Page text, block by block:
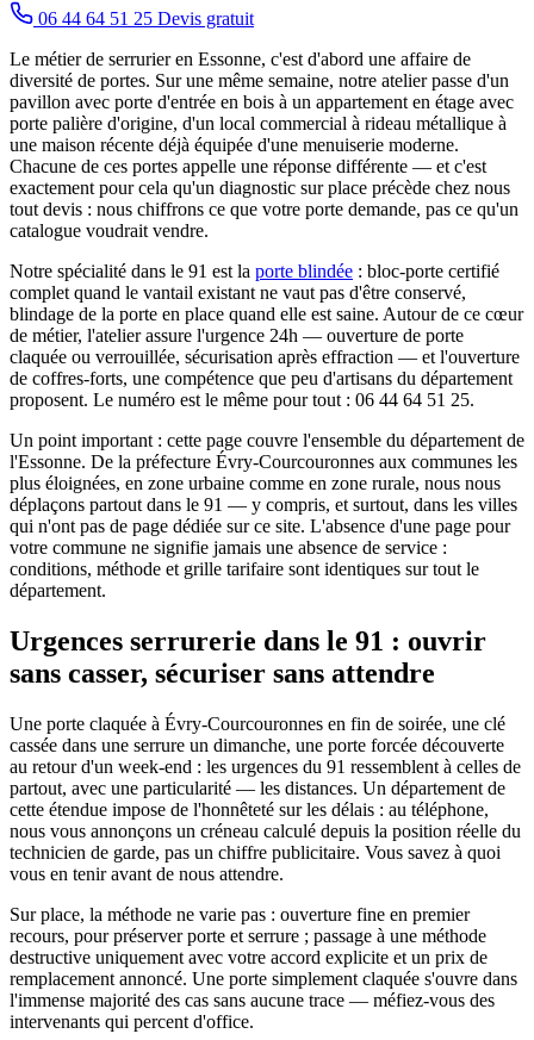
06 44 64 51 25 Devis gratuit
Le métier de serrurier en Essonne, c'est d'abord une affaire de
diversité de portes. Sur une même semaine, notre atelier passe d'un
pavillon avec porte d'entrée en bois à un appartement en étage avec
porte palière d'origine, d'un local commercial à rideau métallique à
une maison récente déjà équipée d'une menuiserie moderne.
Chacune de ces portes appelle une réponse différente — et c'est
exactement pour cela qu'un diagnostic sur place précède chez nous
tout devis : nous chiffrons ce que votre porte demande, pas ce qu'un
catalogue voudrait vendre.
Notre spécialité dans le 91 est la porte blindée : bloc-porte certifié
complet quand le vantail existant ne vaut pas d'être conservé,
blindage de la porte en place quand elle est saine. Autour de ce cœur
de métier, l'atelier assure l'urgence 24h — ouverture de porte
claquée ou verrouillée, sécurisation après effraction — et l'ouverture
de coffres-forts, une compétence que peu d'artisans du département
proposent. Le numéro est le même pour tout : 06 44 64 51 25.
Un point important : cette page couvre l'ensemble du département de
l'Essonne. De la préfecture Évry-Courcouronnes aux communes les
plus éloignées, en zone urbaine comme en zone rurale, nous nous
déplaçons partout dans le 91 — y compris, et surtout, dans les villes
qui n'ont pas de page dédiée sur ce site. L'absence d'une page pour
votre commune ne signifie jamais une absence de service :
conditions, méthode et grille tarifaire sont identiques sur tout le
département.
Urgences serrurerie dans le 91 : ouvrir
sans casser, sécuriser sans attendre
Une porte claquée à Évry-Courcouronnes en fin de soirée, une clé
cassée dans une serrure un dimanche, une porte forcée découverte
au retour d'un week-end : les urgences du 91 ressemblent à celles de
partout, avec une particularité — les distances. Un département de
cette étendue impose de l'honnêteté sur les délais : au téléphone,
nous vous annonçons un créneau calculé depuis la position réelle du
technicien de garde, pas un chiffre publicitaire. Vous savez à quoi
vous en tenir avant de nous attendre.
Sur place, la méthode ne varie pas : ouverture fine en premier
recours, pour préserver porte et serrure ; passage à une méthode
destructive uniquement avec votre accord explicite et un prix de
remplacement annoncé. Une porte simplement claquée s'ouvre dans
l'immense majorité des cas sans aucune trace — méfiez-vous des
intervenants qui percent d'office.